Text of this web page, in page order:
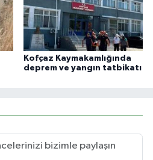
Kofçaz Kaymakamlığında
deprem ve yangın tatbikatı